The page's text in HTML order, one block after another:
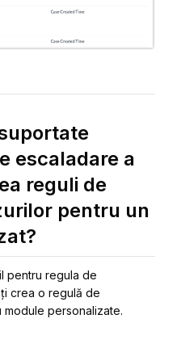
escaladare a
reguli de
pentru un
pentru regula de
crea o regulă de
personalizate.